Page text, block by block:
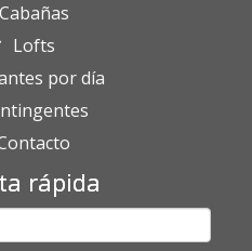
Cabañas
Lofts
por día
rápida